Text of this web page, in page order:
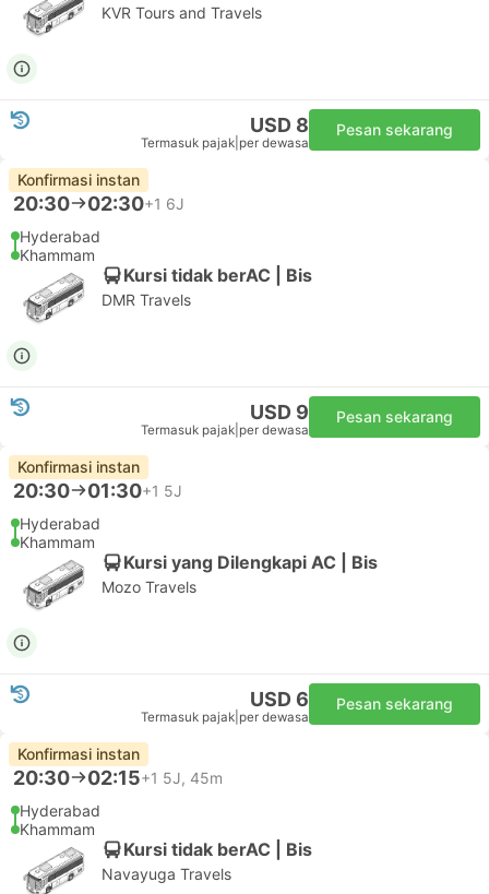
KVR Tours and Travels
USD 8
Termasuk pajak per dewasa
Pesan sekarang
Konfirmasi instan
20:30 02:30+1 6J
Hyderabad
Khammam
Kursi tidak berAC | Bis
DMR Travels
USD 9
Termasuk pajak per dewasa
Pesan sekarang
Konfirmasi instan
20:30 01:30+1 5J
Hyderabad
Khammam
Kursi yang Dilengkapi AC | Bis
Mozo Travels
USD 6
Termasuk pajak per dewasa
Pesan sekarang
Konfirmasi instan
20:30 02:15+1 5J, 45m
Hyderabad
Khammam
Kursi tidak berAC | Bis
Navayuga Travels